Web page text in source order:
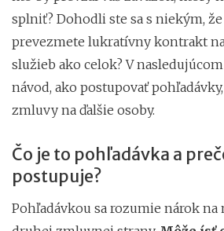
splniť? Dohodli ste sa s niekým,
prevezmete lukratívny kontrakt
služieb ako celok? V
návod, ako postupovať
zmluvy na ďalšie osoby.
Čo je to pohľadávka a
postupuje?
Pohľadávkou sa rozumie nárok